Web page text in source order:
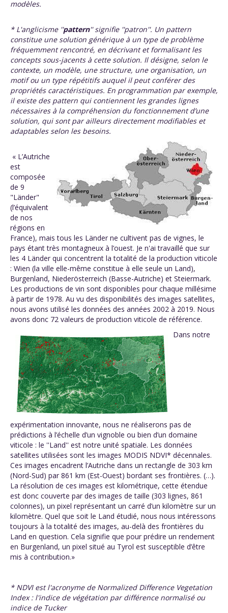
modèles.
* L'anglicisme ''pattern'' signifie ''patron''. Un pattern
constitue une solution générique à un type de problème
fréquemment rencontré, en décrivant et formalisant les
concepts sous-jacents à cette solution. Il désigne, selon le
contexte, un modèle, une structure, une organisation, un
motif ou un type répétitifs auquel il peut conférer des
propriétés caractéristiques. En programmation par exemple,
il existe des pattern qui contiennent les grandes lignes
nécessaires à la compréhension du fonctionnement d’une
solution, qui sont par ailleurs directement modifiables et
adaptables selon les besoins.
« L’Autriche
est
composée
de 9
"Länder"
(l’équivalent
de nos
régions en
France), mais tous les Länder ne cultivent pas de vignes, le
pays étant très montagneux à l’ouest. Je n'ai travaillé que sur
les 4 Länder qui concentrent la totalité de la production viticole
: Wien (la ville elle-même constitue à elle seule un Land),
Burgenland, Niederösterreich (Basse-Autriche) et Steiermark.
Les productions de vin sont disponibles pour chaque millésime
à partir de 1978. Au vu des disponibilités des images satellites,
nous avons utilisé les données des années 2002 à 2019. Nous
avons donc 72 valeurs de production viticole de référence.
Dans notre
expérimentation innovante, nous ne réaliserons pas de
prédictions à l’échelle d’un vignoble ou bien d’un domaine
viticole : le ''Land'' est notre unité spatiale. Les données
satellites utilisées sont les images MODIS NDVI* décennales.
Ces images encadrent l’Autriche dans un rectangle de 303 km
(Nord-Sud) par 861 km (Est-Ouest) bordant ses frontières. (…).
La résolution de ces images est kilométrique, cette étendue
est donc couverte par des images de taille (303 lignes, 861
colonnes), un pixel représentant un carré d’un kilomètre sur un
kilomètre. Quel que soit le Land étudié, nous nous intéressons
toujours à la totalité des images, au-delà des frontières du
Land en question. Cela signifie que pour prédire un rendement
en Burgenland, un pixel situé au Tyrol est susceptible d’être
mis à contribution.»
* NDVI est l'acronyme de Normalized Difference Vegetation
Index : l'indice de végétation par différence normalisé ou
indice de Tucker